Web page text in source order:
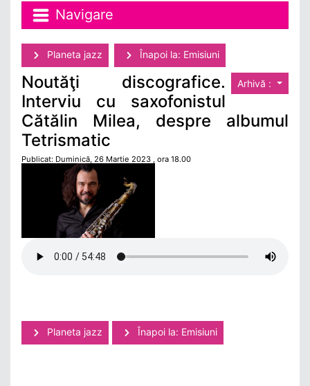
Navigare
Planeta jazz Înapoi la: Emisiuni
Arhivă :
Noutăţi discografice.
Interviu cu saxofonistul
Cătălin Milea, despre albumul
Tetrismatic
Publicat: Duminică, 26 Martie 2023 , ora 18.00
Planeta jazz Înapoi la: Emisiuni